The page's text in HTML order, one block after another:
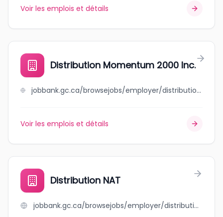
Voir les emplois et détails
Distribution Momentum 2000 Inc.
jobbank.gc.ca/browsejobs/employer/distribution+momentum+2000+inc./ca
Voir les emplois et détails
Distribution NAT
jobbank.gc.ca/browsejobs/employer/distribution+nat/ca